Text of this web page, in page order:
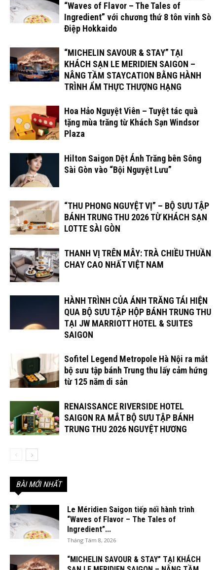
“Waves of Flavor – The Tales of
Ingredient” với chương thứ 8 tôn vinh Sò
Điệp Hokkaido
“MICHELIN SAVOUR & STAY” TẠI
KHÁCH SẠN LE MERIDIEN SAIGON –
NÂNG TẦM STAYCATION BẰNG HÀNH
TRÌNH ẨM THỰC THƯỢNG HẠNG
Hoa Hảo Nguyệt Viên – Tuyệt tác quà
tặng mùa trăng từ Khách Sạn Windsor
Plaza
Hilton Saigon Dệt Ánh Trăng bên Sông
Sài Gòn vào “Bội Nguyệt Lưu”
“THU PHONG NGUYỆT VỊ” – BỘ SƯU TẬP
BÁNH TRUNG THU 2026 TỪ KHÁCH SẠN
LOTTE SÀI GÒN
THANH VỊ TRÊN MÂY: TRÀ CHIỀU THUẦN
CHAY CAO NHẤT VIỆT NAM
HÀNH TRÌNH CỦA ÁNH TRĂNG TÁI HIỆN
QUA BỘ SƯU TẬP HỘP BÁNH TRUNG THU
TẠI JW MARRIOTT HOTEL & SUITES
SAIGON
Sofitel Legend Metropole Hà Nội ra mắt
bộ sưu tập bánh Trung thu lấy cảm hứng
từ 125 năm di sản
RENAISSANCE RIVERSIDE HOTEL
SAIGON RA MẮT BỘ SƯU TẬP BÁNH
TRUNG THU 2026 NGUYỆT HƯƠNG
BÀI MỚI NHẤT
Le Méridien Saigon tiếp nối hành trình
“Waves of Flavor – The Tales of
Ingredient”...
Tháng Tám 8, 2026
“MICHELIN SAVOUR & STAY” TẠI KHÁCH